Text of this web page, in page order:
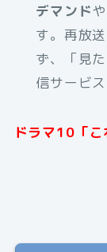
デマンドや
す。再放
ず、「見
信サービ
ドラマ10「